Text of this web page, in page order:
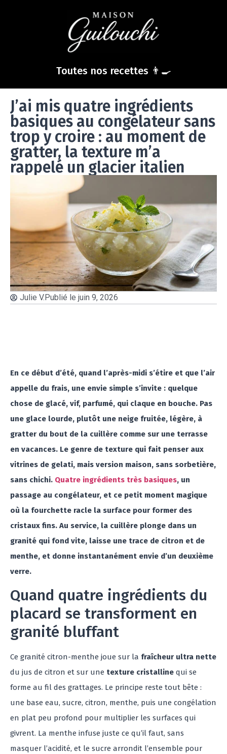
Toutes nos recettes 👨‍🍳
J’ai mis quatre ingrédients
basiques au congélateur sans
trop y croire : au moment de
gratter, la texture m’a
rappelé un glacier italien
Julie V.Publié le juin 9, 2026
En ce début d’été, quand l’après-midi s’étire et que l’air
appelle du frais, une envie simple s’invite : quelque
chose de glacé, vif, parfumé, qui claque en bouche. Pas
une glace lourde, plutôt une neige fruitée, légère, à
gratter du bout de la cuillère comme sur une terrasse
en vacances. Le genre de texture qui fait penser aux
vitrines de gelati, mais version maison, sans sorbetière,
sans chichi. Quatre ingrédients très basiques, un
passage au congélateur, et ce petit moment magique
où la fourchette racle la surface pour former des
cristaux fins. Au service, la cuillère plonge dans un
granité qui fond vite, laisse une trace de citron et de
menthe, et donne instantanément envie d’un deuxième
verre.
Quand quatre ingrédients du
placard se transforment en
granité bluffant
Ce granité citron-menthe joue sur la fraîcheur ultra nette
du jus de citron et sur une texture cristalline qui se
forme au fil des grattages. Le principe reste tout bête :
une base eau, sucre, citron, menthe, puis une congélation
en plat peu profond pour multiplier les surfaces qui
givrent. La menthe infuse juste ce qu’il faut, sans
masquer l’acidité, et le sucre arrondit l’ensemble pour